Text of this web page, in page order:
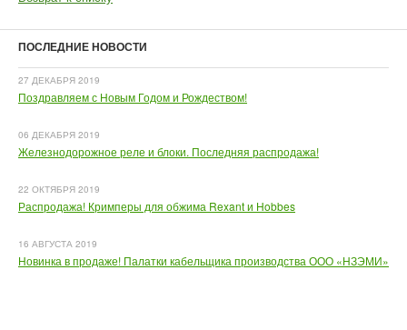
ПОСЛЕДНИЕ НОВОСТИ
27 ДЕКАБРЯ 2019
Поздравляем с Новым Годом и Рождеством!
06 ДЕКАБРЯ 2019
Железнодорожное реле и блоки. Последняя распродажа!
22 ОКТЯБРЯ 2019
Распродажа! Кримперы для обжима Rexant и Hobbes
16 АВГУСТА 2019
Новинка в продаже! Палатки кабельщика производства ООО «НЗЭМИ»